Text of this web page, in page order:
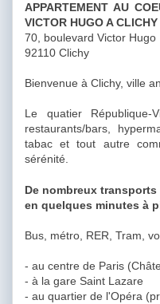
APPARTEMENT AU
VICTOR HUGO A
70, boulevard Victor Hugo
92110 Clichy
Bienvenue à Clichy, ville
Le quatier
restaurants/bars,
tabac et tout autre
sérénité.
De nombreux
en quelques minutes à
Bus, métro, RER, Tram,
- au centre de Paris
- à la gare Saint Lazare
- au quartier de l'Opéra